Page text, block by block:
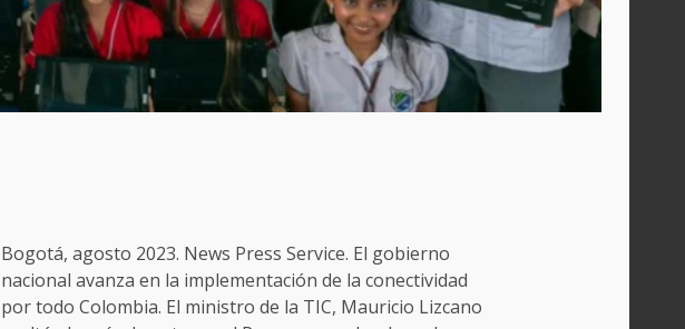
Bogotá, agosto 2023. News Press Service. El gobierno
nacional avanza en la implementación de la conectividad
por todo Colombia. El ministro de la TIC, Mauricio Lizcano